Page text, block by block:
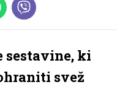
sestavine, ki
svež